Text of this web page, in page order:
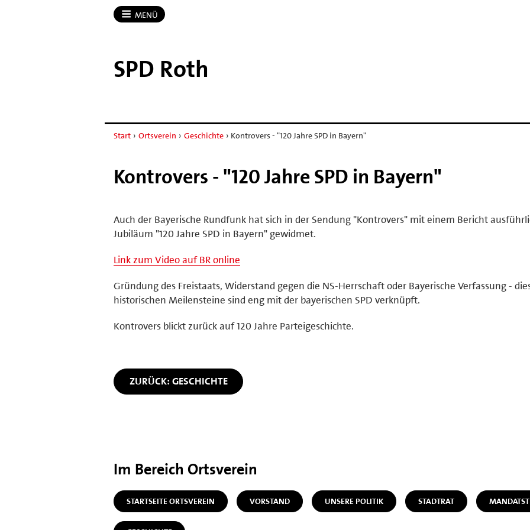
MENÜ
SPD Roth
Start › Ortsverein › Geschichte › Kontrovers - "120 Jahre SPD in Bayern"
Kontrovers - "120 Jahre SPD in Bayern"
Auch der Bayerische Rundfunk hat sich in der Sendung "Kontrovers" mit einem Bericht
Jubiläum "120 Jahre SPD in Bayern" gewidmet.
Link zum Video auf BR online
Gründung des Freistaats, Widerstand gegen die NS-Herrschaft oder Bayerische Verfassung -
historischen Meilensteine sind eng mit der bayerischen SPD verknüpft.
Kontrovers blickt zurück auf 120 Jahre Parteigeschichte.
ZURÜCK: GESCHICHTE
Im Bereich Ortsverein
STARTSEITE ORTSVEREIN VORSTAND UNSERE POLITIK STADTRAT